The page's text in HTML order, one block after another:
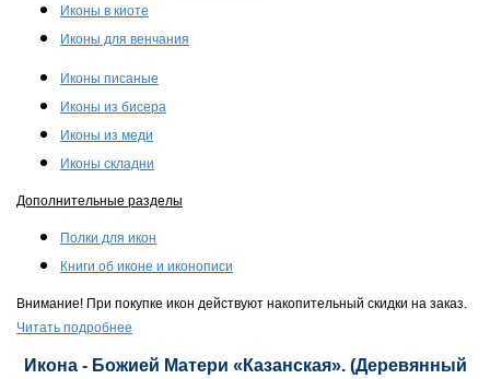
Иконы в киоте
Иконы для венчания
Иконы писаные
Иконы из бисера
Иконы из меди
Иконы складни
Дополнительные разделы
Полки для икон
Книги об иконе и иконописи
Внимание! При покупке икон действуют накопительный скидки на заказ.
Читать подробнее
Икона - Божией Матери «Казанская». (Деревянный